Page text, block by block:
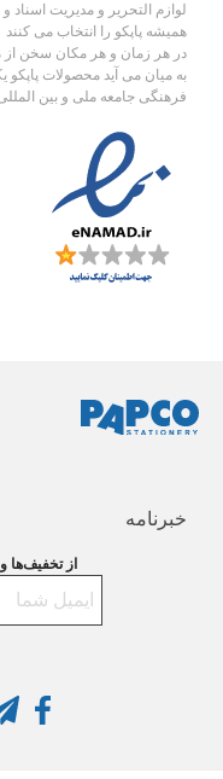
لوازم التحریر و مدیریت اسناد
همیشه پاپکو را انتخاب می کنند
در هر زمان و هر مکان سخن از
به میان می آید محصولات
فرهنگی جامعه ملی و بین
خبرنامه
از تخفیف‌ها